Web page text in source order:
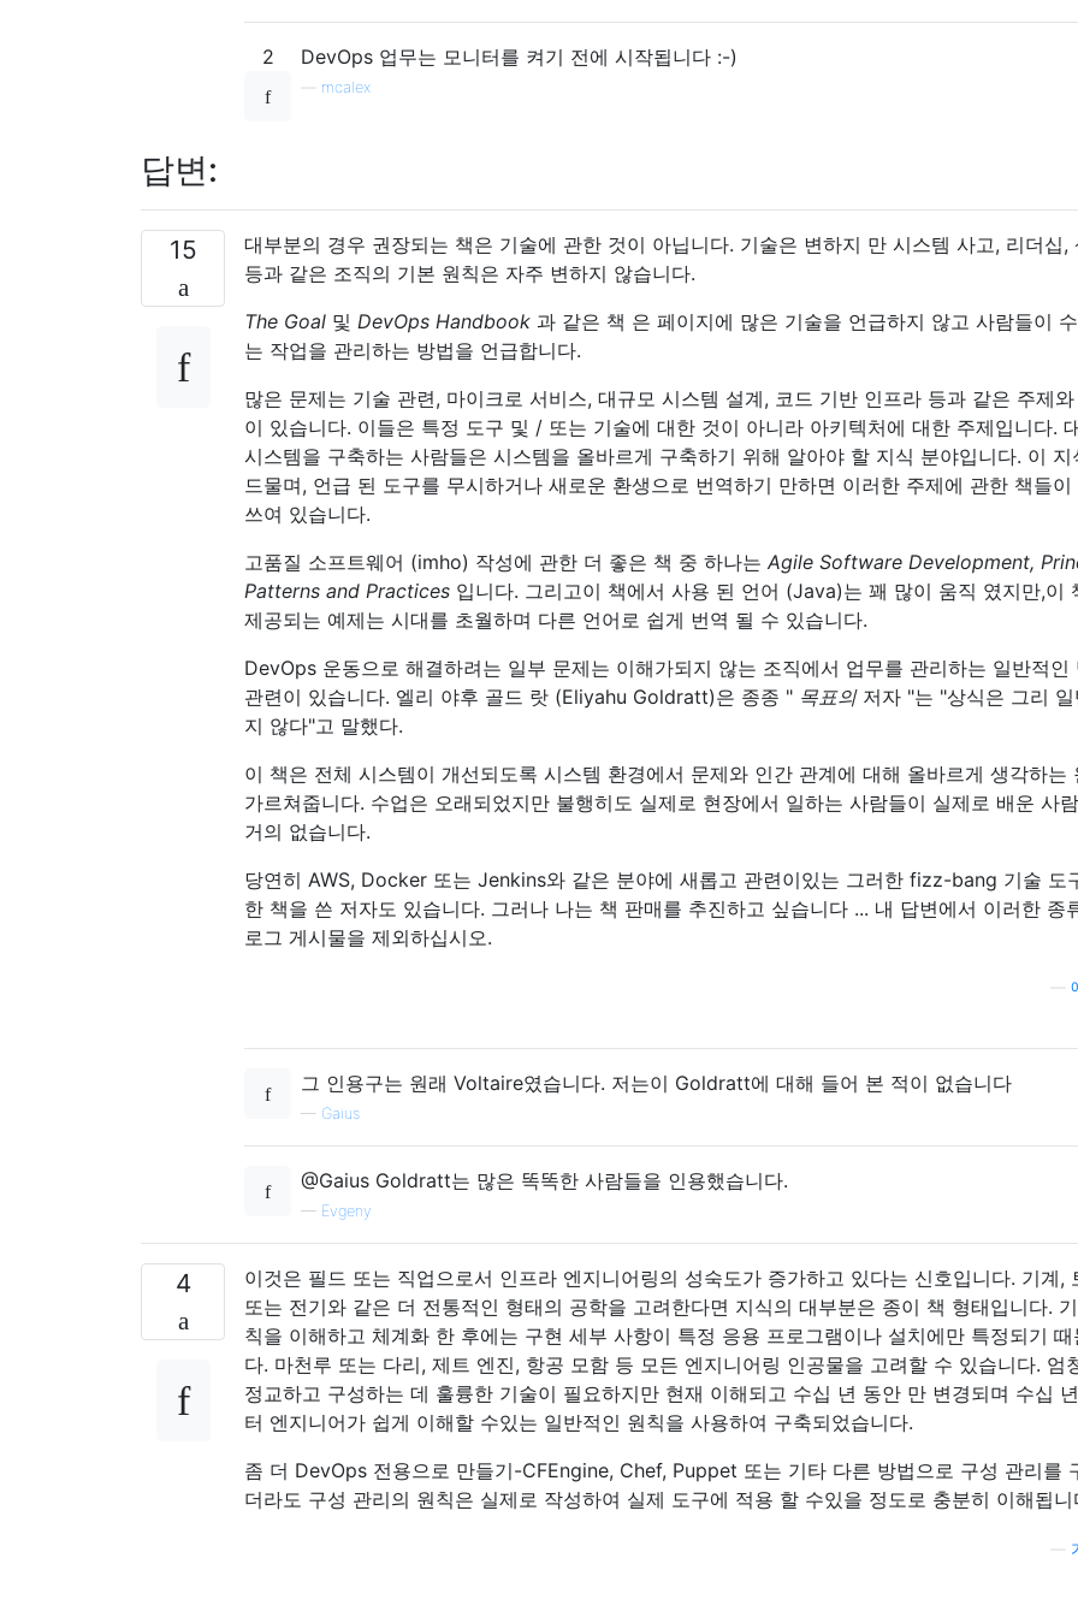
2 DevOps 업무는 모니터를 켜기 전에 시작됩니다 :-)
mcalex
답변:
15
대부분의 경우 권장되는 책은 기술에 관한 것이 아닙니다. 기술은 변하지 만 시스템 사고, 리더십,
등과 같은 조직의 기본 원칙은 자주 변하지 않습니다.
The Goal 및 DevOps Handbook 과 같은 책 은 페이지에 많은 기술을 언급하지 않고 사람들이
는 작업을 관리하는 방법을 언급합니다.
많은 문제는 기술 관련, 마이크로 서비스, 대규모 시스템 설계, 코드 기반 인프라 등과 같은 주제와
이 있습니다. 이들은 특정 도구 및 / 또는 기술에 대한 것이 아니라 아키텍처에 대한 주제입니다.
시스템을 구축하는 사람들은 시스템을 올바르게 구축하기 위해 알아야 할 지식 분야입니다. 이 지
드물며, 언급 된 도구를 무시하거나 새로운 환생으로 번역하기 만하면 이러한 주제에 관한 책들이
쓰여 있습니다.
고품질 소프트웨어 (imho) 작성에 관한 더 좋은 책 중 하나는 Agile Software Development,
Patterns and Practices 입니다. 그리고이 책에서 사용 된 언어 (Java)는 꽤 많이 움직 였지만,이
제공되는 예제는 시대를 초월하며 다른 언어로 쉽게 번역 될 수 있습니다.
DevOps 운동으로 해결하려는 일부 문제는 이해가되지 않는 조직에서 업무를 관리하는 일반적인
관련이 있습니다. 엘리 야후 골드 랏 (Eliyahu Goldratt)은 종종 " 목표의저자 "는 "상식은 그리 일
지 않다"고 말했다.
이 책은 전체 시스템이 개선되도록 시스템 환경에서 문제와 인간 관계에 대해 올바르게 생각하는
가르쳐줍니다. 수업은 오래되었지만 불행히도 실제로 현장에서 일하는 사람들이 실제로 배운 사
거의 없습니다.
당연히 AWS, Docker 또는 Jenkins와 같은 분야에 새롭고 관련이있는 그러한 fizz-bang 기술 도
한 책을 쓴 저자도 있습니다. 그러나 나는 책 판매를 추진하고 싶습니다 ... 내 답변에서 이러한 종
로그 게시물을 제외하십시오.
그 인용구는 원래 Voltaire였습니다. 저는이 Goldratt에 대해 들어 본 적이 없습니다
— Gaius
@Gaius Goldratt는 많은 똑똑한 사람들을 인용했습니다.
— Evgeny
4
이것은 필드 또는 직업으로서 인프라 엔지니어링의 성숙도가 증가하고 있다는 신호입니다. 기계,
또는 전기와 같은 더 전통적인 형태의 공학을 고려한다면 지식의 대부분은 종이 책 형태입니다.
칙을 이해하고 체계화 한 후에는 구현 세부 사항이 특정 응용 프로그램이나 설치에만 특정되기 때
다. 마천루 또는 다리, 제트 엔진, 항공 모함 등 모든 엔지니어링 인공물을 고려할 수 있습니다. 엄
정교하고 구성하는 데 훌륭한 기술이 필요하지만 현재 이해되고 수십 년 동안 만 변경되며 수십
터 엔지니어가 쉽게 이해할 수있는 일반적인 원칙을 사용하여 구축되었습니다.
좀 더 DevOps 전용으로 만들기-CFEngine, Chef, Puppet 또는 기타 다른 방법으로 구성 관리를
더라도 구성 관리의 원칙은 실제로 작성하여 실제 도구에 적용 할 수있을 정도로 충분히 이해됩니